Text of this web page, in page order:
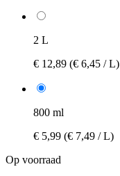
2 L
€ 12,89 (€ 6,45 / L)
800 ml
€ 5,99 (€ 7,49 / L)
Op voorraad